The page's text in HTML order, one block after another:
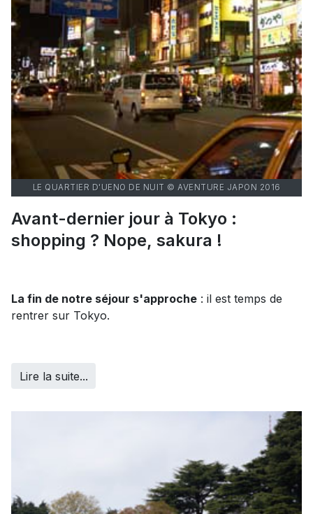
LE QUARTIER D'UENO DE NUIT © AVENTURE JAPON 2016
Avant-dernier jour à Tokyo :
shopping ? Nope, sakura !
La fin de notre séjour s'approche : il est temps de
rentrer sur Tokyo.
Lire la suite...